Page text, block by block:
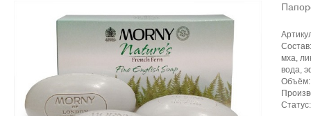
мха,
вода,
Объём: